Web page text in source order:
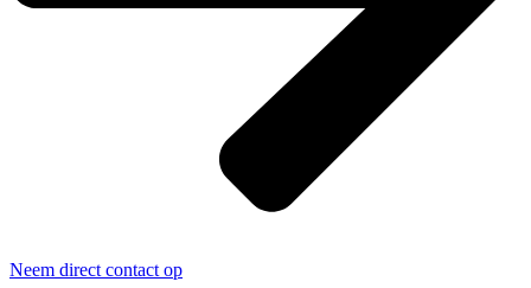
Neem direct contact op